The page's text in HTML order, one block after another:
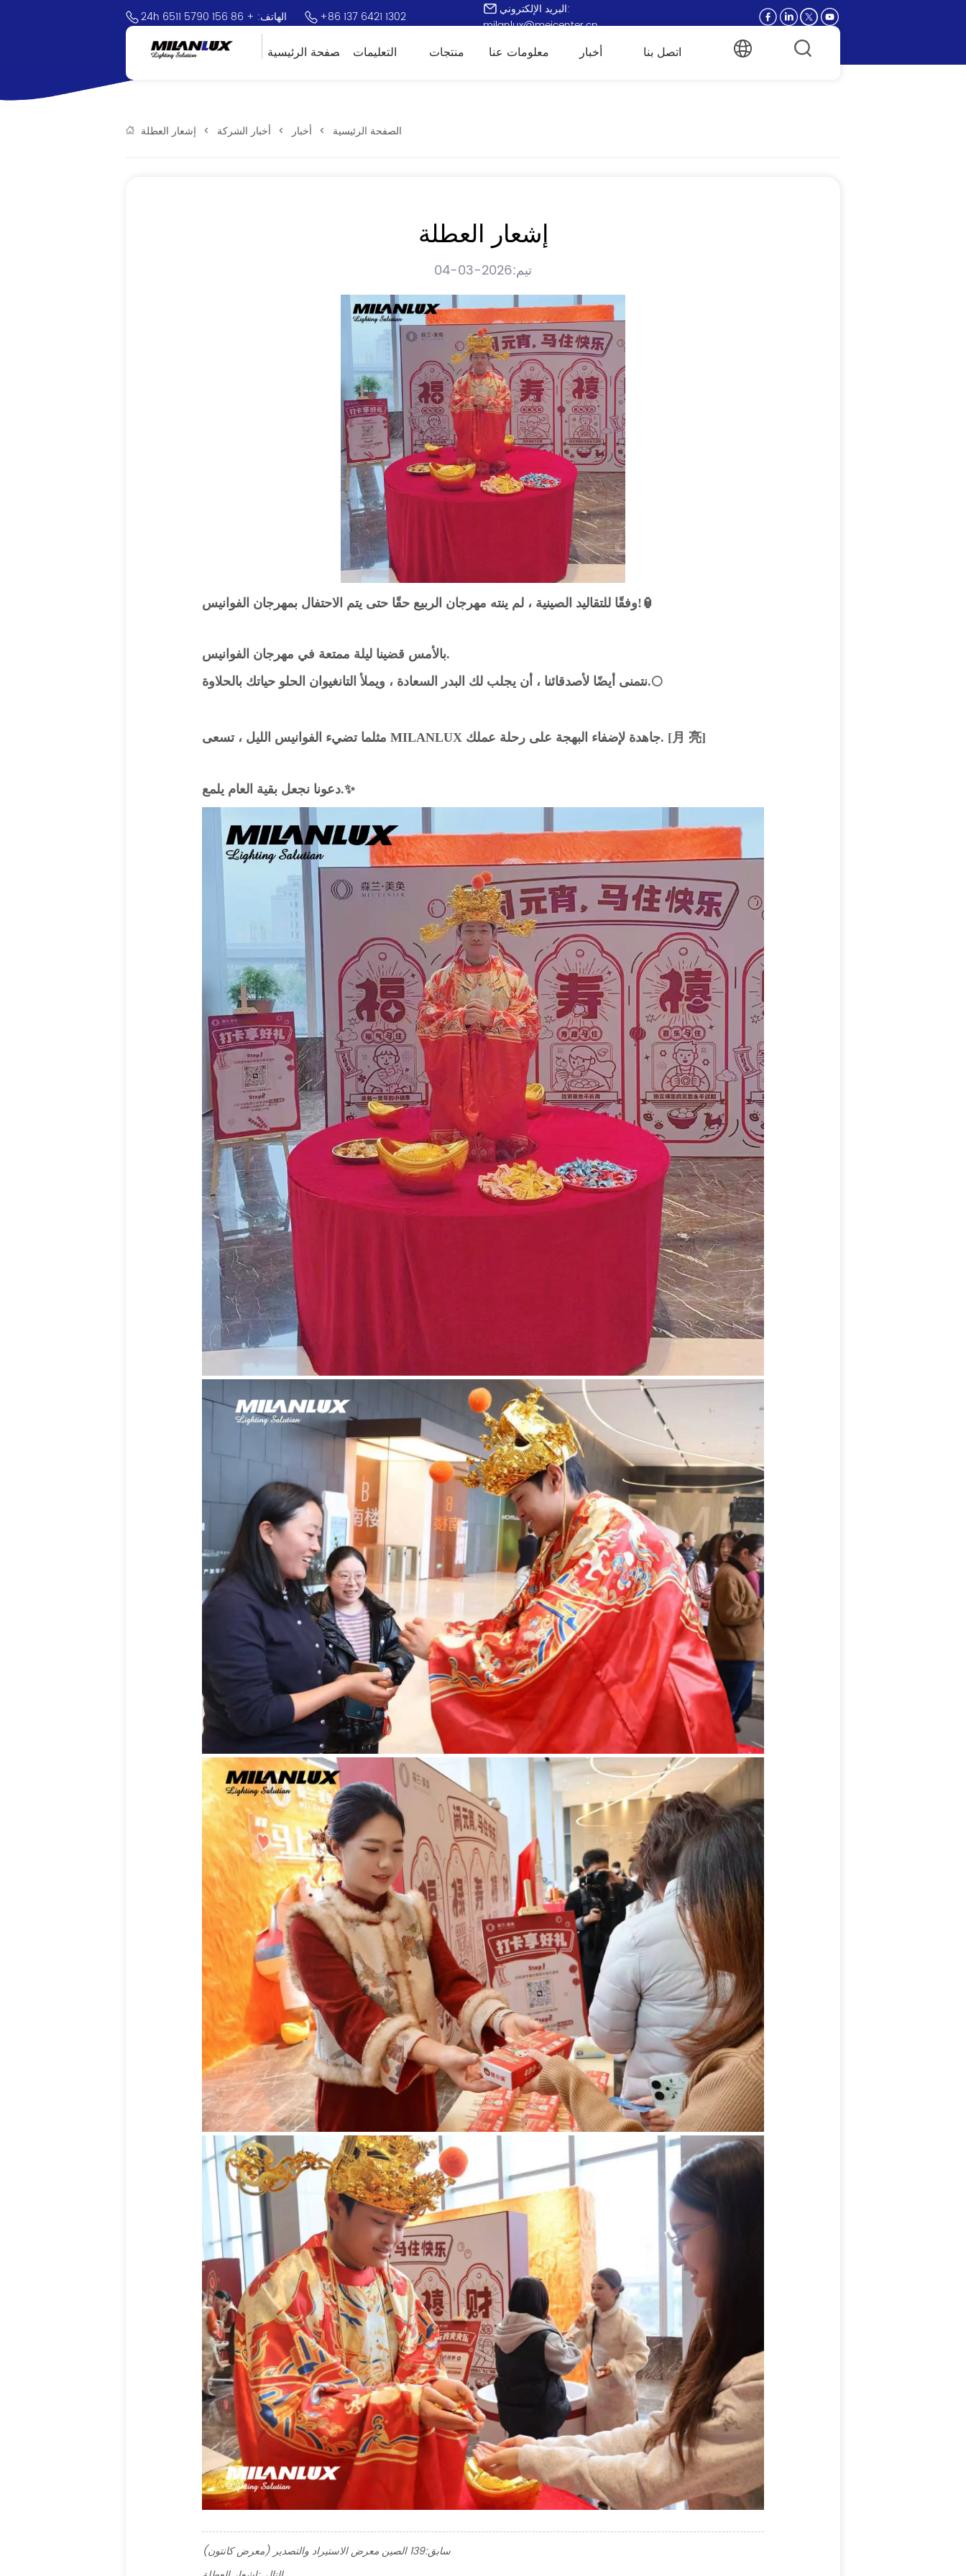
24h الهاتف: + 86 156 5790 6511 +86 137 6421 1302
البريد الإلكتروني:
milanlux@meicenter.cn
الصفحة الرئيسية التعليمات منتجات معلومات عنا أخبار اتصل بنا
الصفحة الرئيسية > أخبار > أخبار الشركة > إشعار العطلة
إشعار العطلة
تيم:2026-03-04
سابق:139 الصين معرض الاستيراد والتصدير (معرض كانتون)